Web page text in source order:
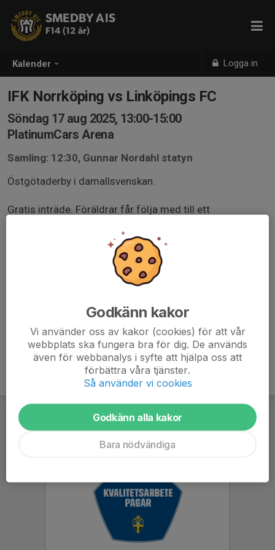
Kalender Logga in
SMEDBY AIS
F14 (12 år)
IFK Norrköping vs Linköpings FC
Söndag 17 aug 2025, 13:00-15:00
PlatinumCars Arena
Samling: 12:30, Gunnar Nordahl statyn
Östgötaderby i damallsvenskan.
Gratis inträde. Föräldrar får följa med till ett
Meddela i kommentarsfältet med +1, +2 så att vi kan
Godkänn kakor
Vi använder oss av kakor (cookies) för att vår
webbplats ska fungera bra för dig. De används
även för webbanalys i syfte att hjälpa oss att
förbättra våra tjänster.
Så använder vi cookies
Godkänn alla kakor
Bara nödvändiga